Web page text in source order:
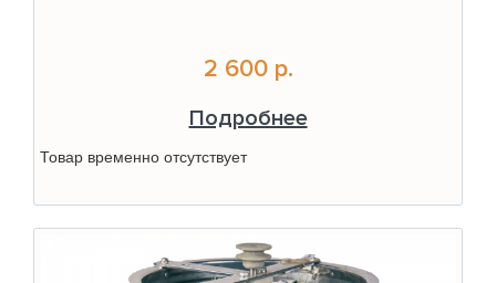
2 600 р.
Подробнее
Товар временно отсутствует